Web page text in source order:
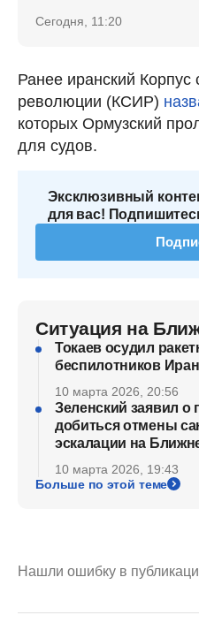
Сегодня, 11:20
Ранее иранский Корпус
революции (КСИР)
которых Ормузский
для судов.
Эксклюзивный
для вас!
Ситуация на
Токаев осудил
беспилотников
10 марта 2026, 20:56
Зеленский заявил о
добиться отмены
эскалации на
10 марта 2026, 19:43
Больше по этой теме
Нашли ошибку в